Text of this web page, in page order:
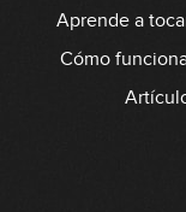
Aprende a
Cómo